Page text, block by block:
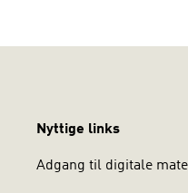
Nyttige links
Adgang til digitale